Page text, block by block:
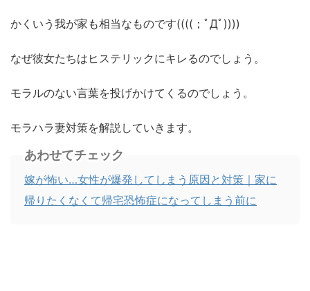
かくいう我が家も相当なものです((((；ﾟДﾟ))))
なぜ彼女たちはヒステリックにキレるのでしょう。
モラルのない言葉を投げかけてくるのでしょう。
モラハラ妻対策を解説していきます。
あわせてチェック
嫁が怖い…女性が爆発してしまう原因と対策｜家に
帰りたくなくて帰宅恐怖症になってしまう前に